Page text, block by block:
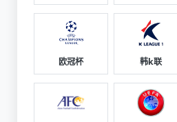
欧冠杯 韩k联